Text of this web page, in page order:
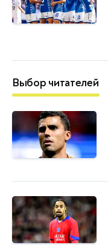
Выбор читателей